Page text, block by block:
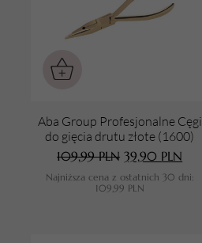
Aba Group Profesjonalne Cęgi
do gięcia drutu złote (1600)
109,99PLN 39,90 PLN
Najniższa cena z ostatnich 30 dni:
109,99 PLN